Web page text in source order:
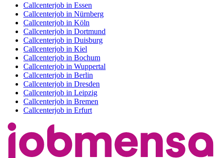
Callcenterjob in Essen
Callcenterjob in Nürnberg
Callcenterjob in Köln
Callcenterjob in Dortmund
Callcenterjob in Duisburg
Callcenterjob in Kiel
Callcenterjob in Bochum
Callcenterjob in Wuppertal
Callcenterjob in Berlin
Callcenterjob in Dresden
Callcenterjob in Leipzig
Callcenterjob in Bremen
Callcenterjob in Erfurt